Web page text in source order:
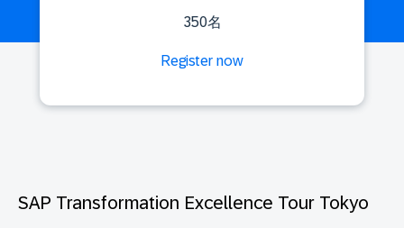
350名
Register now
SAP Transformation Excellence Tour Tokyo